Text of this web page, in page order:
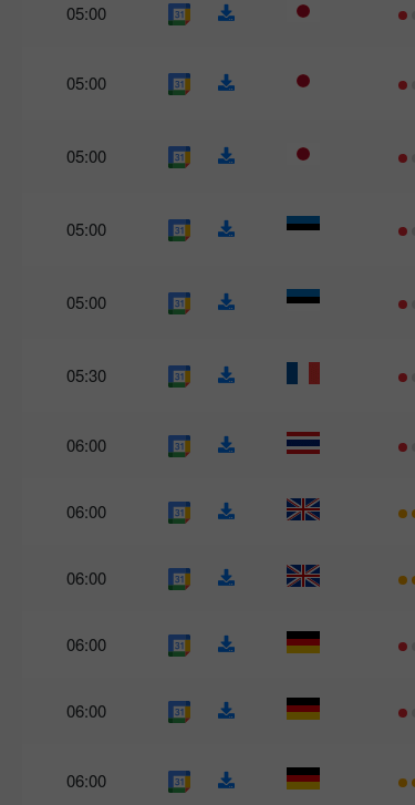
05:00
05:00
05:00
05:00
05:00
05:30
06:00
06:00
06:00
06:00
06:00
06:00